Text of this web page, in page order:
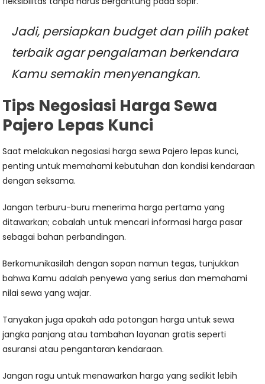
Jadi, persiapkan budget dan pilih paket
terbaik agar pengalaman berkendara
Kamu semakin menyenangkan.
Tips Negosiasi Harga Sewa
Pajero Lepas Kunci
Saat melakukan negosiasi harga sewa Pajero lepas kunci,
penting untuk memahami kebutuhan dan kondisi kendaraan
dengan seksama.
Jangan terburu-buru menerima harga pertama yang
ditawarkan; cobalah untuk mencari informasi harga pasar
sebagai bahan perbandingan.
Berkomunikasilah dengan sopan namun tegas, tunjukkan
bahwa Kamu adalah penyewa yang serius dan memahami
nilai sewa yang wajar.
Tanyakan juga apakah ada potongan harga untuk sewa
jangka panjang atau tambahan layanan gratis seperti
asuransi atau pengantaran kendaraan.
Jangan ragu untuk menawarkan harga yang sedikit lebih